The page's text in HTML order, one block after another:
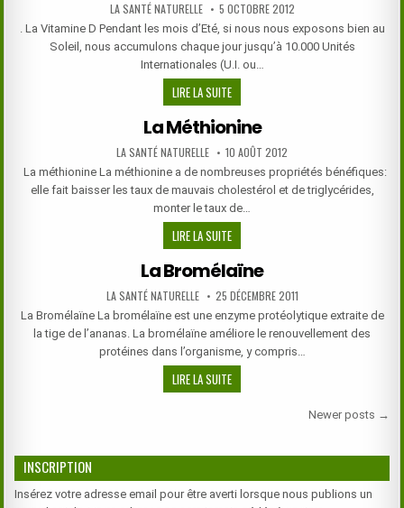
AUTHOR:
LA SANTÉ NATURELLE PUBLISHED
DATE:
5 OCTOBRE 2012
. La Vitamine D Pendant les mois d’Eté, si nous nous exposons bien au
Soleil, nous accumulons chaque jour jusqu’à 10.000 Unités
Internationales (U.I. ou…
LIRE LA SUITELA
VITAMINE
D
La Méthionine
AUTHOR:
LA SANTÉ NATURELLE PUBLISHED
DATE:
10 AOÛT 2012
La méthionine La méthionine a de nombreuses propriétés bénéfiques:
elle fait baisser les taux de mauvais cholestérol et de triglycérides,
monter le taux de…
LIRE LA SUITELA
MÉTHIONINE
La Bromélaïne
AUTHOR:
LA SANTÉ NATURELLE PUBLISHED
DATE:
25 DÉCEMBRE 2011
La Bromélaïne La bromélaïne est une enzyme protéolytique extraite de
la tige de l’ananas. La bromélaïne améliore le renouvellement des
protéines dans l’organisme, y compris…
LIRE LA SUITELA
BROMÉLAÏNE
articles
Newer posts →
INSCRIPTION
Insérez votre adresse email pour être averti lorsque nous publions un